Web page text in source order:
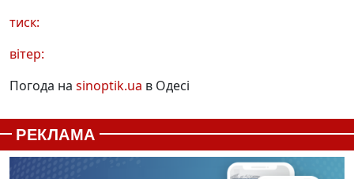
тиск:
вітер:
Погода на sinoptik.ua в Одесі
РЕКЛАМА